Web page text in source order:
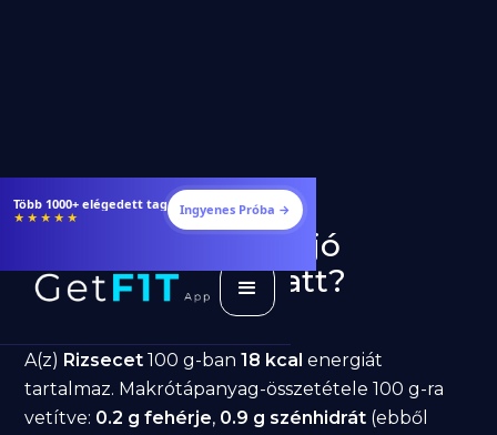
Étrendek, receptek és edzéstervek
★★★★★ Ingyenes Próba →
Rizsecet fogyásra: jó
választás diéta alatt?
A(z) Rizsecet 100 g-ban18 kcal energiát
tartalmaz. Makrótápanyag-összetétele 100 g-ra
vetítve: 0.2 g fehérje, 0.9 g szénhidrát (ebből